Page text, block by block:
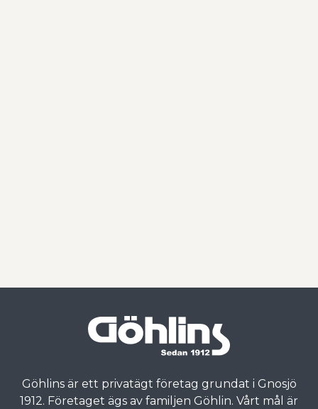
Göhlins är ett privatägt företag grundat i Gnosjö
1912. Företaget ägs av familjen Göhlin. Vårt mål är